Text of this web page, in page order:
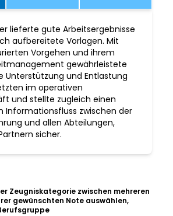
lieferte gute Arbeitsergebnisse
aufbereitete Vorlagen. Mit
Vorgehen und ihrem
gewährleistete
Unterstützung und Entlastung
im operativen
und stellte zugleich einen
Informationsfluss zwischen der
und allen Abteilungen,
sicher.
Zeugniskategorie zwischen mehreren
gewünschten Note auswählen,